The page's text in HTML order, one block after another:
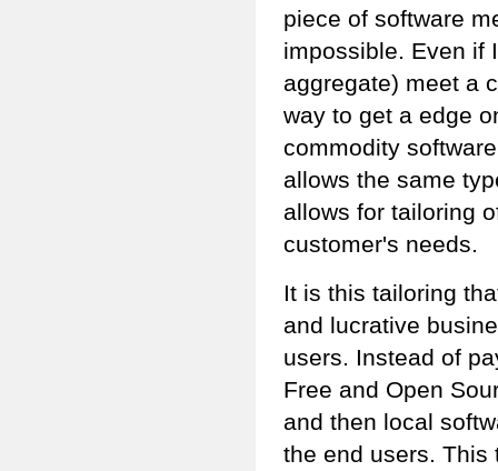
piece of software
impossible. Even if
aggregate) meet a
way to get a edge
commodity
allows the same
allows for tailoring
customer's needs.
It is this tailoring
and lucrative
users. Instead of
Free and Open
and then local
the end users. This